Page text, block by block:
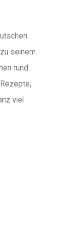
seinem
rund
viel